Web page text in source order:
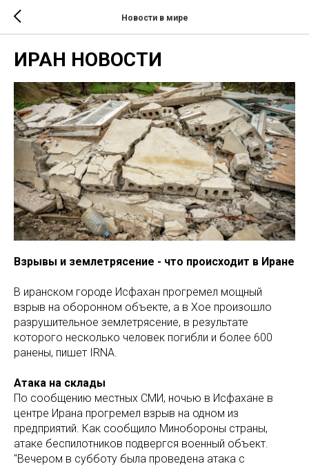
Новости в мире
ИРАН НОВОСТИ
Взрывы и землетрясение - что происходит в Иране
В иранском городе Исфахан прогремел мощный
взрыв на оборонном объекте, а в Хое произошло
разрушительное землетрясение, в результате
которого несколько человек погибли и более 600
ранены, пишет IRNA.
Атака на склады
По сообщению местных СМИ, ночью в Исфахане в
центре Ирана прогремел взрыв на одном из
предприятий. Как сообщило Минобороны страны,
атаке беспилотников подвергся военный объект.
"Вечером в субботу была проведена атака с